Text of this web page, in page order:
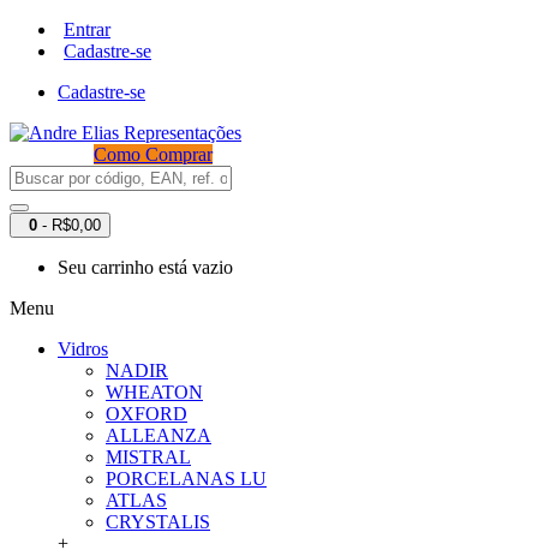
Entrar
Cadastre-se
Cadastre-se
Como Comprar
0 - R$0,00
Seu carrinho está vazio
Menu
Vidros
NADIR
WHEATON
OXFORD
ALLEANZA
MISTRAL
PORCELANAS LU
ATLAS
CRYSTALIS
+